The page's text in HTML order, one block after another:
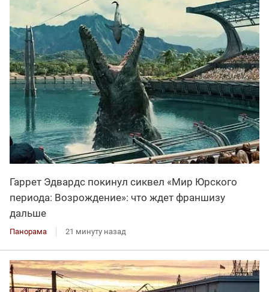
Гаррет Эдвардс покинул сиквел «Мир Юрского
периода: Возрождение»: что ждет франшизу
дальше
Панорама 21 минуту назад